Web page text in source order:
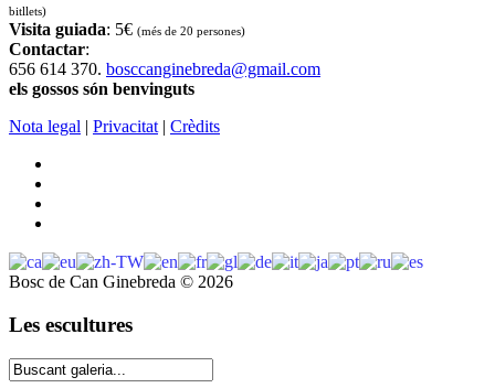
bitllets)
Visita guiada: 5€ (més de 20 persones)
Contactar:
656 614 370. bosccanginebreda@gmail.com
els gossos són benvinguts
Nota legal | Privacitat | Crèdits
Bosc de Can Ginebreda © 2026
Les escultures